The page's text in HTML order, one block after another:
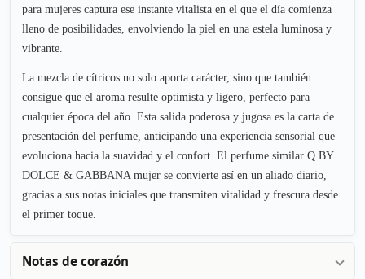
para mujeres captura ese instante vitalista en el que el día comienza
lleno de posibilidades, envolviendo la piel en una estela luminosa y
vibrante.
La mezcla de cítricos no solo aporta carácter, sino que también
consigue que el aroma resulte optimista y ligero, perfecto para
cualquier época del año. Esta salida poderosa y jugosa es la carta de
presentación del perfume, anticipando una experiencia sensorial que
evoluciona hacia la suavidad y el confort. El perfume similar Q BY
DOLCE & GABBANA mujer se convierte así en un aliado diario,
gracias a sus notas iniciales que transmiten vitalidad y frescura desde
el primer toque.
Notas de corazón